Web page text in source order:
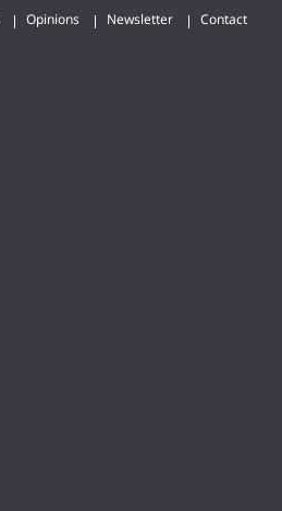
Opinions Newsletter Contact